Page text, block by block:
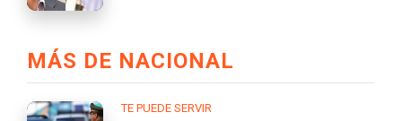
MÁS DE NACIONAL
TE PUEDE SERVIR